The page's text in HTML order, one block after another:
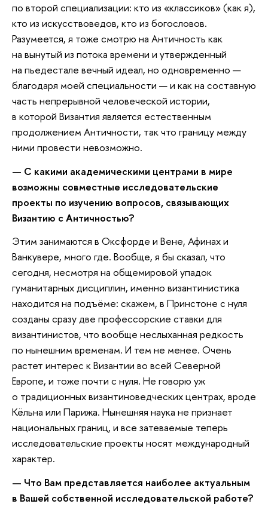
по второй специализации: кто из «классиков» (как я),
кто из искусствоведов, кто из богословов.
Разумеется, я тоже смотрю на Античность как
на вынутый из потока времени и утвержденный
на пьедестале вечный идеал, но одновременно —
благодаря моей специальности — и как на составную
часть непрерывной человеческой истории,
в которой Византия является естественным
продолжением Античности, так что границу между
ними провести невозможно.
— С какими академическими центрами в мире
возможны совместные исследовательские
проекты по изучению вопросов, связывающих
Византию с Античностью?
Этим занимаются в Оксфорде и Вене, Афинах и
Ванкувере, много где. Вообще, я бы сказал, что
сегодня, несмотря на общемировой упадок
гуманитарных дисциплин, именно византинистика
находится на подъёме: скажем, в Принстоне с нуля
созданы сразу две профессорские ставки для
византинистов, что вообще неслыханная редкость
по нынешним временам. И тем не менее. Очень
растет интерес к Византии во всей Северной
Европе, и тоже почти с нуля. Не говорю уж
о традиционных византиноведческих центрах, вроде
Кёльна или Парижа. Нынешняя наука не признает
национальных границ, и все затеваемые теперь
исследовательские проекты носят международный
характер.
— Что Вам представляется наиболее актуальным
в Вашей собственной исследовательской работе?